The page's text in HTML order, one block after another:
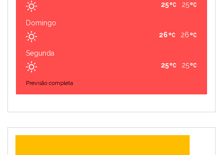
25
25
Domingo
26
26
Segunda
25
25
Previsão completa